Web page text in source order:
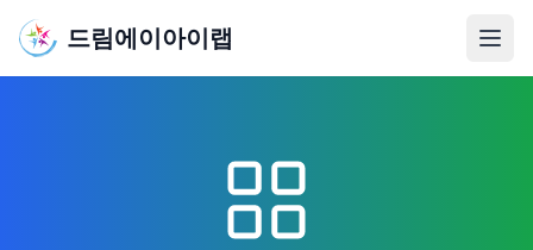
드림에이아이랩 메뉴